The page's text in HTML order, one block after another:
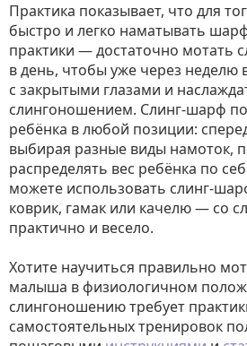
Практика показывает, что для
быстро и легко наматывать
практики — достаточно мотать
в день, чтобы уже через неделю
с закрытыми глазами и
слингоношением. Слинг-шарф
ребёнка в любой позиции:
выбирая разные виды намоток,
распределять вес ребёнка по
можете использовать слинг-
коврик, гамак или качелю — со
практично и весело.
Хотите научиться правильно
малыша в физиологичном
слингоношению требует
самостоятельных тренировок